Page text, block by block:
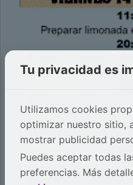
Tu privacidad es
Utilizamos cookies
optimizar nuestro sitio,
mostrar publicidad
Puedes aceptar todas
preferencias. Más